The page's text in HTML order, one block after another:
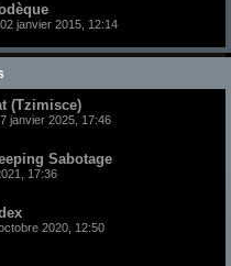
02 janvier 2015, 12:14
(Tzimisce)
janvier 2025, 17:46
Sabotage
17:36
2020, 12:50